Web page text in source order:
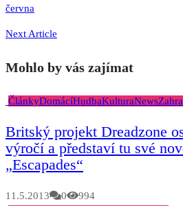
června
Next Article
Mohlo by vás zajímat
ČlánkyDomácíHudbaKulturaNews
Britský projekt Dreadzone
výročí a představí tu své
„Escapades“
11.5.2013 0
994